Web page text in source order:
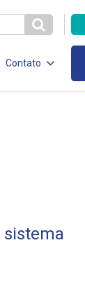
Contato
sistema